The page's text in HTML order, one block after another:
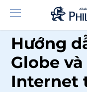
Hướng
Globe
Internet